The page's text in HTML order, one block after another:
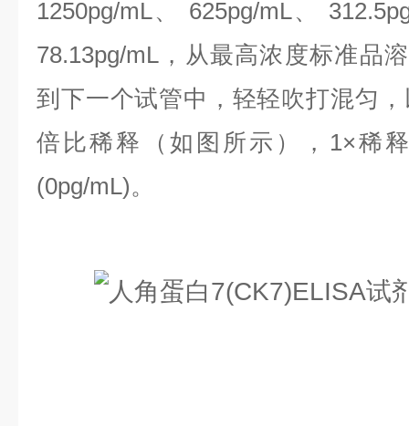
1250pg/mL、 625pg/mL、
78.13pg/mL， 从最高浓度标准品
到下一个试管中，轻轻吹打混匀
倍比稀释（如图所示），1×稀
(0pg/mL)。